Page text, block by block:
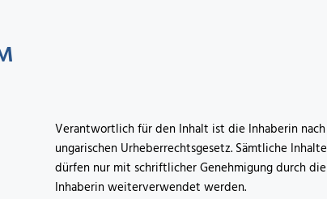
Verantwortlich für den Inhalt ist die Inhaberin
ungarischen Urheberrechtsgesetz. Sämtliche Inhalte
dürfen nur mit schriftlicher Genehmigung durch die
Inhaberin weiterverwendet werden.